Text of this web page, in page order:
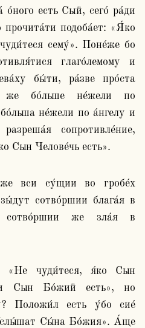
о́ного есть Сый, сего́ ра́ди
подоба́ет: «Я́ко
сему́». Поне́же бо
глаго́лемому и
бы́ти, ра́зве про́ста
же бо́льше не́жели по
не́жели по а́нгелу и
сопротивле́ние,
Сын Челове́чь есть».
вси су́щии во гробе́х
сотво́ршии блага́я в
сотво́ршии же зла́я в
чуди́теся, я́ко Сын
и Сын Бо́жий есть», но
Положи́л есть у́бо сие́
Сы́на Бо́жия». А́ще